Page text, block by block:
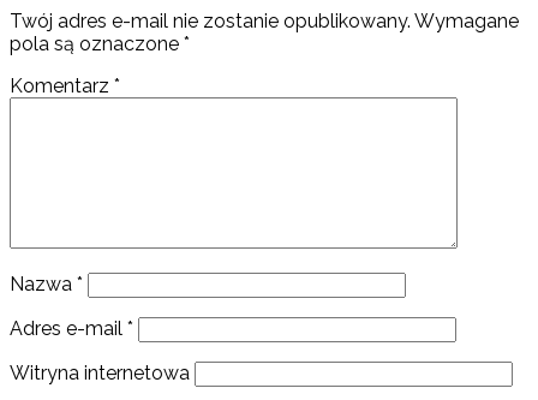
Twój adres e-mail nie zostanie opublikowany. Wymagane
pola są oznaczone *
Komentarz *
Nazwa *
Adres e-mail *
Witryna internetowa